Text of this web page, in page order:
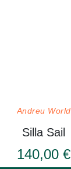
Andreu World
Silla Sail
140,00 €